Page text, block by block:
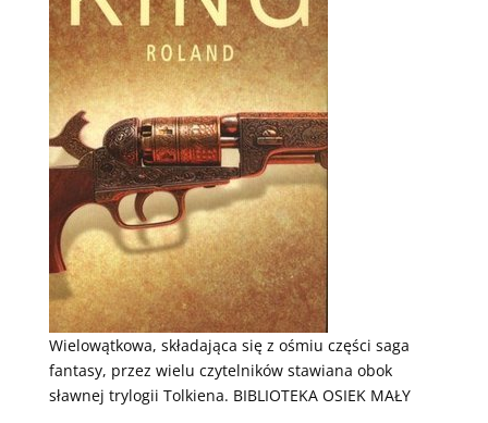
Wielowątkowa, składająca się z ośmiu części saga
fantasy, przez wielu czytelników stawiana obok
sławnej trylogii Tolkiena. BIBLIOTEKA OSIEK MAŁY